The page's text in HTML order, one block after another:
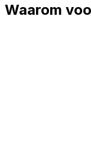
Waarom